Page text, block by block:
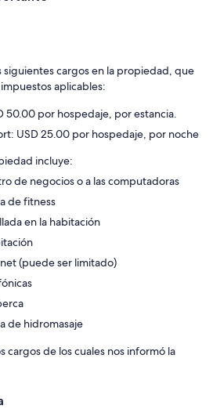
siguientes cargos en la propiedad, que
aplicables:
50.00 por hospedaje, por estancia.
USD 25.00 por hospedaje, por noche
incluye:
de negocios o a las computadoras
de fitness
en la habitación
(puede ser limitado)
de hidromasaje
cargos de los cuales nos informó la